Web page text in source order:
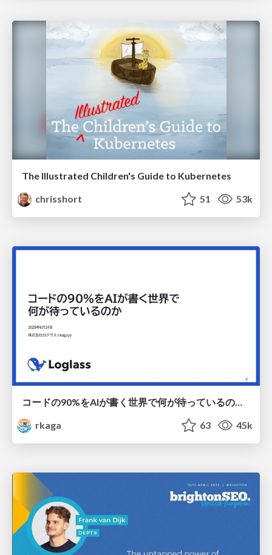
The Illustrated Children's Guide to Kubernetes
chrisshort
51 53k
rkaga
63 45k